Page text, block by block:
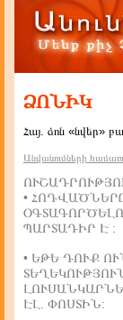
ՁՈՆԻԿ
Հայ. ձոն «նվեր»
Անվանումների
•
ՊԱՐՏԱԴԻՐ Է :
• ԵԹԵ ԴՈՒՔ
ԷԼ. ՓՈՍՏԻՆ: